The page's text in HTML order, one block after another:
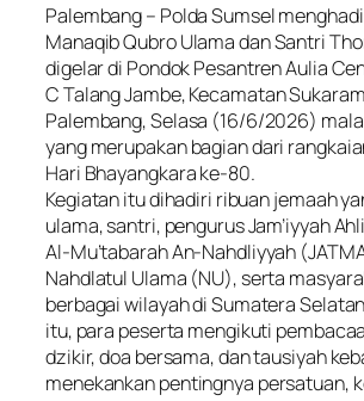
Palembang – Polda Sumsel
Manaqib Qubro Ulama dan Santri
digelar di Pondok Pesantren Aulia
C Talang Jambe, Kecamatan
Palembang, Selasa (16/6/2026)
yang merupakan bagian dari
Hari Bhayangkara ke-80.
Kegiatan itu dihadiri ribuan jemaah
ulama, santri, pengurus Jam’iyyah
Al-Mu’tabarah An-Nahdliyyah
Nahdlatul Ulama (NU), serta
berbagai wilayah di Sumatera
itu, para peserta mengikuti
dzikir, doa bersama, dan tausiyah
menekankan pentingnya persatuan,